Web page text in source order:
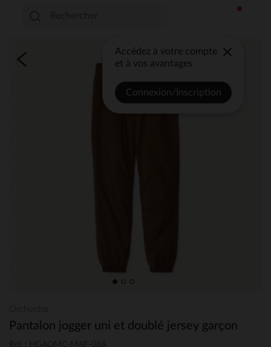
Accédez à votre compte
et à vos avantages
Connexion/Inscription
Pantalon jogger uni et doublé jersey garçon